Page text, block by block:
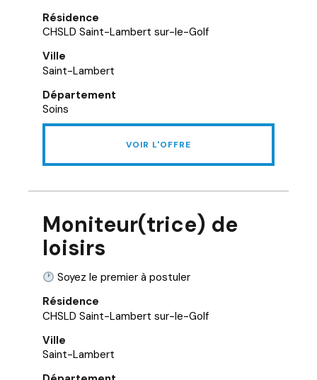
Résidence
CHSLD Saint-Lambert sur-le-Golf
Ville
Saint-Lambert
Département
Soins
VOIR L'OFFRE
Moniteur(trice) de
loisirs
Soyez le premier à postuler
Résidence
CHSLD Saint-Lambert sur-le-Golf
Ville
Saint-Lambert